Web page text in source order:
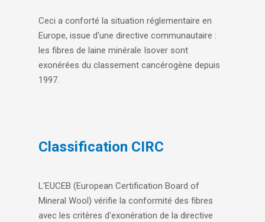
Ceci a conforté la situation réglementaire en
Europe, issue d'une directive communautaire :
les fibres de laine minérale Isover sont
exonérées du classement cancérogène depuis
1997.
Classification CIRC
L'EUCEB (European Certification Board of
Mineral Wool) vérifie la conformité des fibres
avec les critères d'exonération de la directive